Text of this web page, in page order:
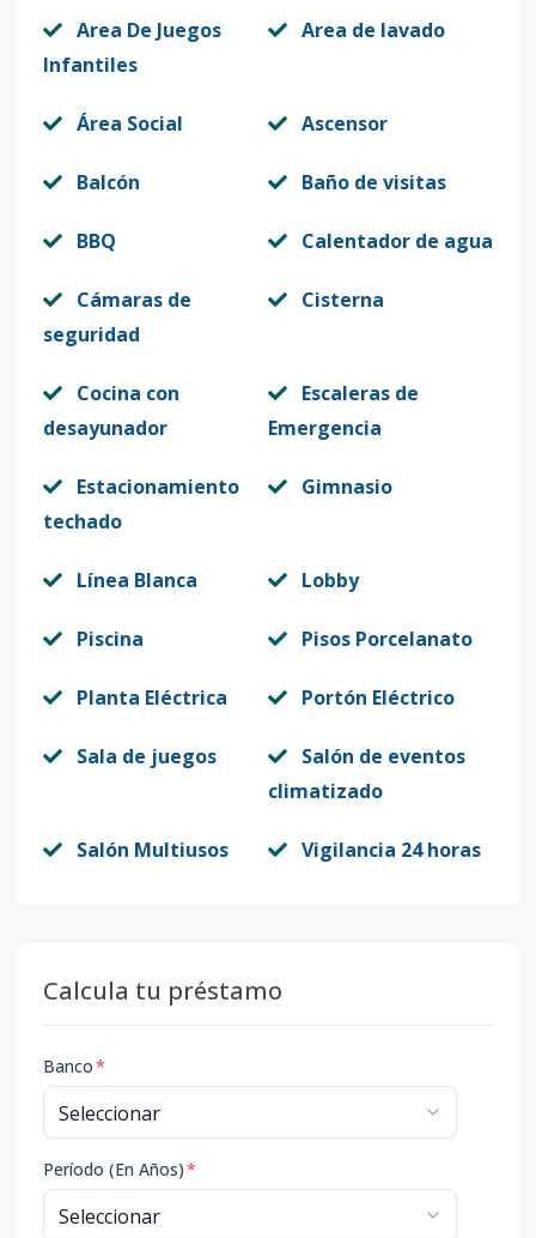
Area De Juegos
Infantiles
Area de lavado
Área Social Ascensor
Balcón Baño de visitas
BBQ Calentador de agua
Cámaras de
seguridad
Cisterna
Cocina con
desayunador
Escaleras de
Emergencia
Estacionamiento
techado
Gimnasio
Línea Blanca Lobby
Piscina Pisos Porcelanato
Planta Eléctrica Portón Eléctrico
Sala de juegos
Salón de eventos
climatizado
Salón Multiusos Vigilancia 24 horas
Calcula tu préstamo
Banco*
Período (En Años)*